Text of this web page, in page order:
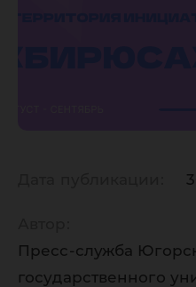
Пресс-служба
государственного